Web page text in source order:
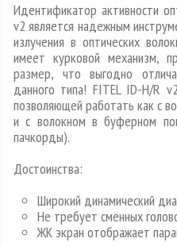
Идентификатор активности
v2 является надежным
излучения в оптических
имеет курковой механизм,
размер, что выгодно
данного типа! FITEL ID-H/R
позволяющей работать как с
и с волокном в буферном
пачкорды).
Достоинства:
Широкий динамический
Не требует сменных
ЖК экран отображает